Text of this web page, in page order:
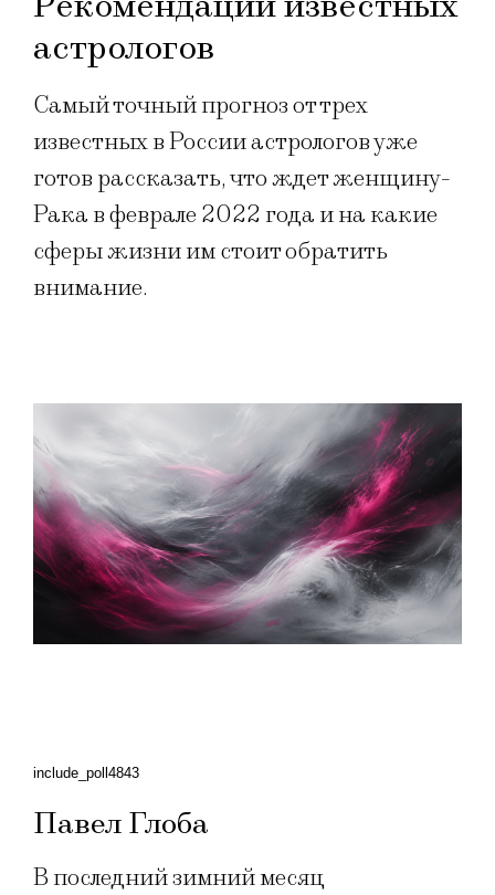
астрологов
Самый точный прогноз от трех
известных в России астрологов уже
готов рассказать, что ждет женщину-
Рака в феврале 2022 года и на какие
сферы жизни им стоит обратить
внимание.
include_poll4843
Павел Глоба
В последний зимний месяц